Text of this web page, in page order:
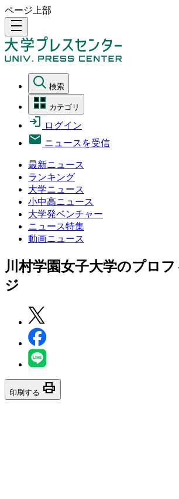
ページ上部
density_medium
検索
カテゴリ
ログイン
ニュースを受信
最新ニュース
ランキング
大学ニュース
小中高ニュース
大学発ベンチャー
ニュース特集
動画ニュース
川村学園女子大学のプロフ
ジ
印刷する print